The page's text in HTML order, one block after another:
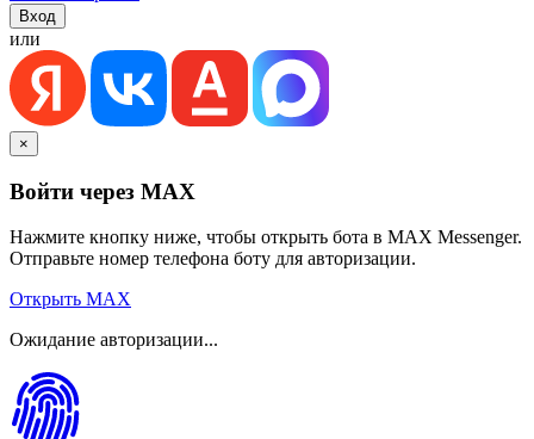
или
×
Войти через MAX
Нажмите кнопку ниже, чтобы открыть бота в MAX Messenger.
Отправьте номер телефона боту для авторизации.
Открыть MAX
Ожидание авторизации...